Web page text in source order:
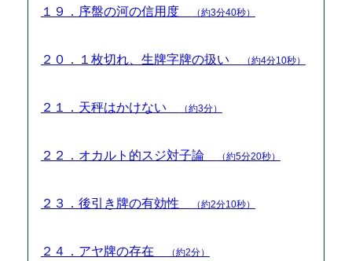
１９．序盤の河の信用度 （約3分40秒）
２０．１枚切れ、生牌字牌の扱い （約4分10秒）
２１．天秤はかけない （約3分）
２２．オカルト的スジ対子論 （約5分20秒）
２３．後引き牌の有効性 （約2分10秒）
２４．アヤ牌の存在 （約2分）